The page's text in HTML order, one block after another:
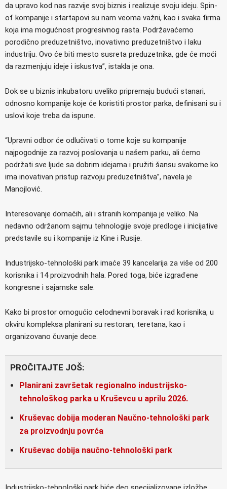
da upravo kod nas razvije svoj biznis i realizuje svoju ideju. Spin-
of kompanije i startapovi su nam veoma važni, kao i svaka firma
koja ima mogućnost progresivnog rasta. Podržavaćemo
porodično preduzetništvo, inovativno preduzetništvo i laku
industriju. Ovo će biti mesto susreta preduzetnika, gde će moći
da razmenjuju ideje i iskustva”, istakla je ona.
Dok se u biznis inkubatoru uveliko pripremaju budući stanari,
odnosno kompanije koje će koristiti prostor parka, definisani su i
uslovi koje treba da ispune.
“Upravni odbor će odlučivati o tome koje su kompanije
najpogodnije za razvoj poslovanja u našem parku, ali ćemo
podržati sve ljude sa dobrim idejama i pružiti šansu svakome ko
ima inovativan pristup razvoju preduzetništva”, navela je
Manojlović.
Interesovanje domaćih, ali i stranih kompanija je veliko. Na
nedavno održanom sajmu tehnologije svoje predloge i inicijative
predstavile su i kompanije iz Kine i Rusije.
Industrijsko-tehnološki park imaće 39 kancelarija za više od 200
korisnika i 14 proizvodnih hala. Pored toga, biće izgrađene
kongresne i sajamske sale.
Kako bi prostor omogućio celodnevni boravak i rad korisnika, u
okviru kompleksa planirani su restoran, teretana, kao i
organizovano čuvanje dece.
PROČITAJTE JOŠ:
Planirani završetak regionalno industrijsko-
tehnološkog parka u Kruševcu u aprilu 2026.
Kruševac dobija moderan Naučno-tehnološki park
za proizvodnju povrća
Kruševac dobija naučno-tehnološki park